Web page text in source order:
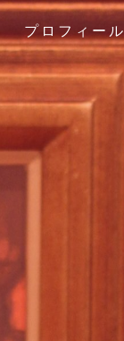
プロフィール